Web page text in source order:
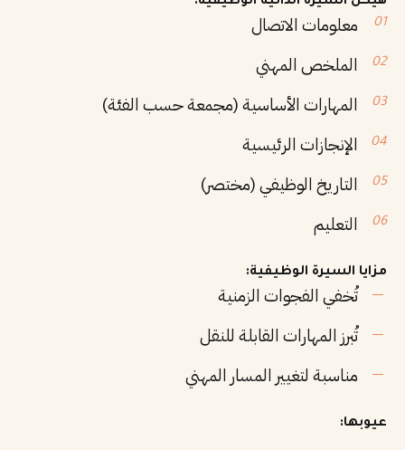
معلومات الاتصال
الملخص المهني
المهارات الأساسية (مجمعة حسب الفئة)
الإنجازات الرئيسية
التاريخ الوظيفي (مختصر)
التعليم
مزايا السيرة الوظيفية:
تُخفي الفجوات الزمنية
تُبرز المهارات القابلة للنقل
مناسبة لتغيير المسار المهني
عيوبها: